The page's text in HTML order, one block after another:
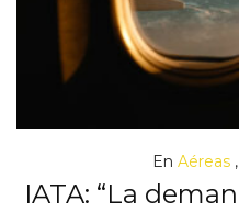
En Aéreas,
IATA: “La